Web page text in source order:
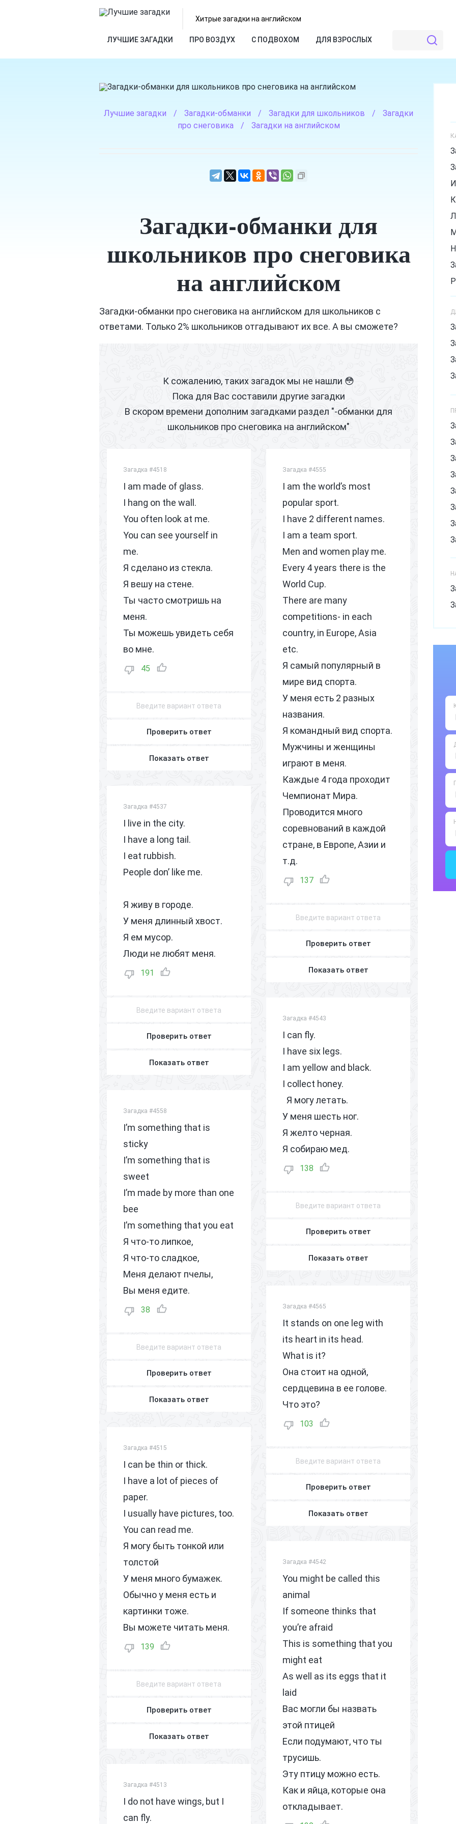
Хитрые загадки на английском
ЛУЧШИЕ ЗАГАДКИ ПРО ВОЗДУХ С ПОДВОХОМ ДЛЯ ВЗРОСЛЫХ
Лучшие загадки / Загадки-обманки / Загадки для школьников /
Загадки
про снеговика
/ Загадки на английском
Загадки-обманки для
школьников про снеговика
на английском
Загадки-обманки про снеговика на английском для школьников с
ответами. Только 2% школьников отгадывают их все. А вы сможете?
К сожалению, таких загадок мы не нашли 😳
Пока для Вас составили другие загадки
В скором времени дополним загадками раздел "-обманки для
школьников про снеговика на английском"
Загадка #4518
I am made of glass.
I hang on the wall.
You often look at me.
You can see yourself in
me.
Я сделано из стекла.
Я вешу на стене.
Ты часто смотришь на
меня.
Ты можешь увидеть себя
во мне.
45
Проверить ответ
Показать ответ
Загадка #4555
I am the world’s most
popular sport.
I have 2 different names.
I am a team sport.
Men and women play me.
Every 4 years there is the
World Cup.
There are many
competitions- in each
country, in Europe, Asia
etc.
Я самый популярный в
мире вид спорта.
У меня есть 2 разных
названия.
Я командный вид спорта.
Мужчины и женщины
играют в меня.
Каждые 4 года проходит
Чемпионат Мира.
Проводится много
соревнований в каждой
стране, в Европе, Азии и
т.д.
137
Проверить ответ
Показать ответ
Загадка #4537
I live in the city.
I have a long tail.
I eat rubbish.
People don’ like me.
Я живу в городе.
У меня длинный хвост.
Я ем мусор.
Люди не любят меня.
191
Проверить ответ
Показать ответ
Загадка #4543
I can fly.
I have six legs.
I am yellow and black.
I collect honey.
Я могу летать.
У меня шесть ног.
Я желто черная.
Я собираю мед.
138
Проверить ответ
Показать ответ
Загадка #4558
I’m something that is
sticky
I’m something that is
sweet
I’m made by more than one
bee
I’m something that you eat
Я что-то липкое,
Я что-то сладкое,
Меня делают пчелы,
Вы меня едите.
38
Проверить ответ
Показать ответ
Загадка #4565
It stands on one leg with
its heart in its head.
What is it?
Она стоит на одной,
сердцевина в ее голове.
Что это?
103
Проверить ответ
Показать ответ
Загадка #4515
I can be thin or thick.
I have a lot of pieces of
paper.
I usually have pictures, too.
You can read me.
Я могу быть тонкой или
толстой
У меня много бумажек.
Обычно у меня есть и
картинки тоже.
Вы можете читать меня.
139
Проверить ответ
Показать ответ
Загадка #4542
You might be called this
animal
If someone thinks that
you’re afraid
This is something that you
might eat
As well as its eggs that it
laid
Вас могли бы назвать
этой птицей
Если подумают, что ты
трусишь.
Эту птицу можно есть.
Как и яйца, которые она
откладывает.
Загадка #4513
I do not have wings, but I
can fly.